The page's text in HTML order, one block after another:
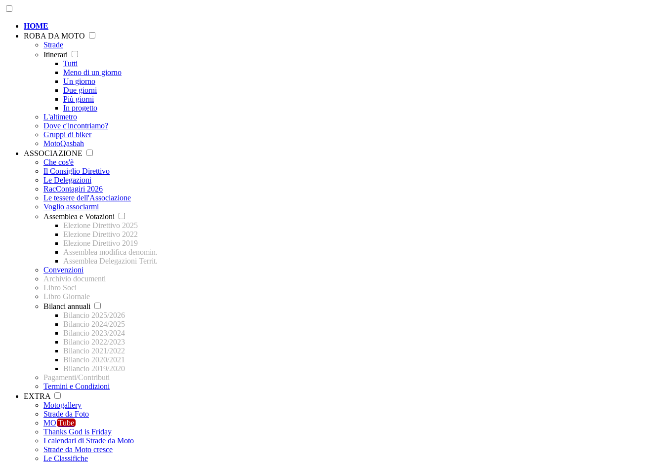
HOME
ROBA DA MOTO
Strade
Itinerari
Tutti
Meno di un giorno
Un giorno
Due giorni
Più giorni
In progetto
L'altimetro
Dove c'incontriamo?
Gruppi di biker
MotoQasbah
ASSOCIAZIONE
Che cos'è
Il Consiglio Direttivo
Le Delegazioni
RacContagiri 2026
Le tessere dell'Associazione
Voglio associarmi
Assemblea e Votazioni
Elezione Direttivo 2025
Elezione Direttivo 2022
Elezione Direttivo 2019
Assemblea modifica denomin.
Assemblea Delegazioni Territ.
Convenzioni
Archivio documenti
Libro Soci
Libro Giornale
Bilanci annuali
Bilancio 2025/2026
Bilancio 2024/2025
Bilancio 2023/2024
Bilancio 2022/2023
Bilancio 2021/2022
Bilancio 2020/2021
Bilancio 2019/2020
Pagamenti/Contributi
Termini e Condizioni
EXTRA
Motogallery
Strade da Foto
MO Tube
Thanks God is Friday
I calendari di Strade da Moto
Strade da Moto cresce
Le Classifiche